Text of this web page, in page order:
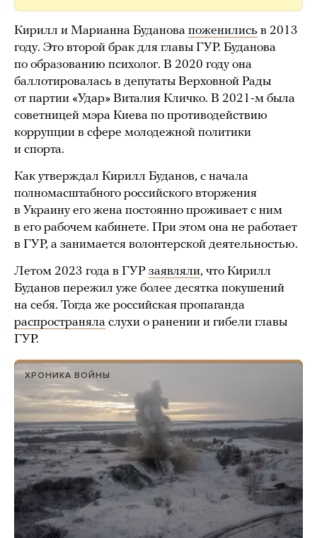
Кирилл и Марианна Буданова поженились в 2013
году. Это второй брак для главы ГУР. Буданова
по образованию психолог. В 2020 году она
баллотировалась в депутаты Верховной Рады
от партии «Удар» Виталия Кличко. В 2021-м была
советницей мэра Киева по противодействию
коррупции в сфере молодежной политики
и спорта.
Как утверждал Кирилл Буданов, с начала
полномасштабного российского вторжения
в Украину его жена постоянно проживает с ним
в его рабочем кабинете. При этом она не работает
в ГУР, а занимается волонтерской деятельностью.
Летом 2023 года в ГУР заявляли, что Кирилл
Буданов пережил уже более десятка покушений
на себя. Тогда же российская пропаганда
распространяла слухи о ранении и гибели главы
ГУР.
ХРОНИКА ВОЙНЫ